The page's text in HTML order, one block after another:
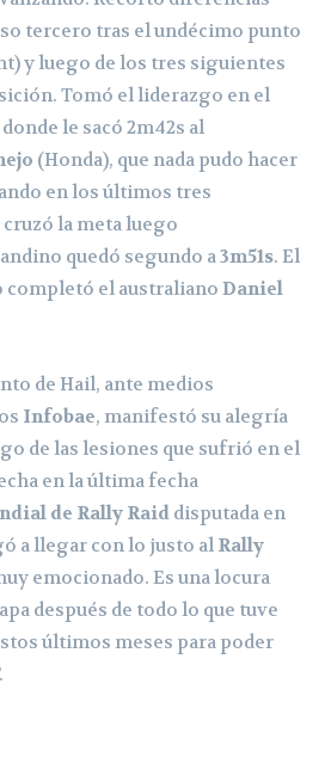
tercero tras el undécimo punto
y luego de los tres siguientes
Tomó el liderazgo en el
le sacó 2m42s al
(Honda), que nada pudo hacer
en los últimos tres
cruzó la meta luego
quedó segundo a3m51s. El
completó el australiano Daniel
de Hail, ante medios
Infobae, manifestó su alegría
de las lesiones que sufrió en el
en la última fecha
de Rally Raid disputada en
a llegar con lo justo alRally
emocionado. Es una locura
después de todo lo que tuve
últimos meses para poder